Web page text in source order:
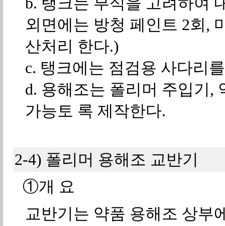
외면에는 방청 페인트 2회,
산처리 한다.)
c. 탱크에는 점검용 사다리
d. 용해조는 폴리머 주입기,
가능토 록 제작한다.
2-4) 폴리머 용해조 교반기
①개 요
교반기는 약품 용해조 상부